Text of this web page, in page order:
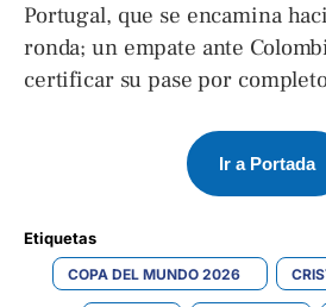
Portugal, que se encamina
ronda; un empate ante
certificar su pase por
Ir a Portada
Etiquetas
COPA DEL MUNDO 2026